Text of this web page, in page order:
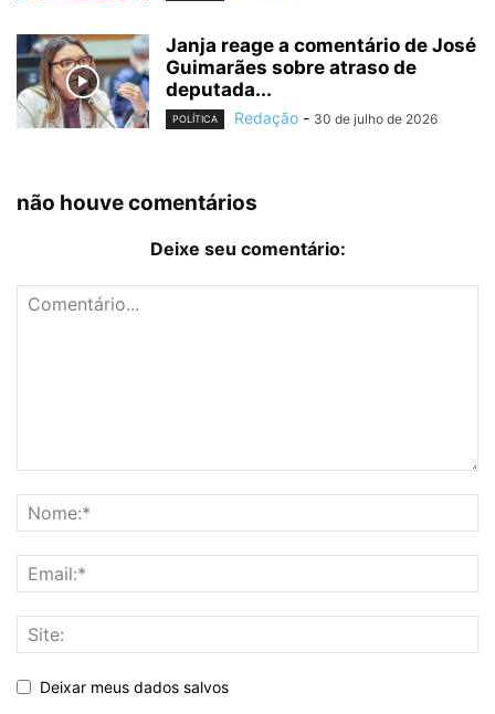
Janja reage a comentário de José
Guimarães sobre atraso de
deputada...
POLÍTICA Redação - 30 de julho de 2026
não houve comentários
Deixe seu comentário:
Deixar meus dados salvos